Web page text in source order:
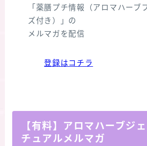
「薬膳プチ情報（アロマハーブ
ズ付き）」の
メルマガを配信
登録はコチラ
【有料】アロマハーブジ
チュアルメルマガ